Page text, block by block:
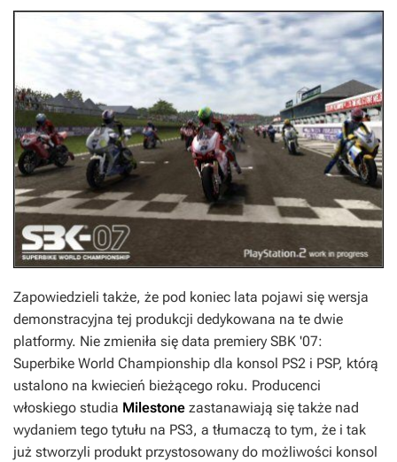
Zapowiedzieli także, że pod koniec lata pojawi się wersja
demonstracyjna tej produkcji dedykowana na te dwie
platformy. Nie zmieniła się data premiery SBK '07:
Superbike World Championship dla konsol PS2 i PSP, którą
ustalono na kwiecień bieżącego roku. Producenci
włoskiego studia Milestone zastanawiają się także nad
wydaniem tego tytułu na PS3, a tłumaczą to tym, że i tak
już stworzyli produkt przystosowany do możliwości konsol